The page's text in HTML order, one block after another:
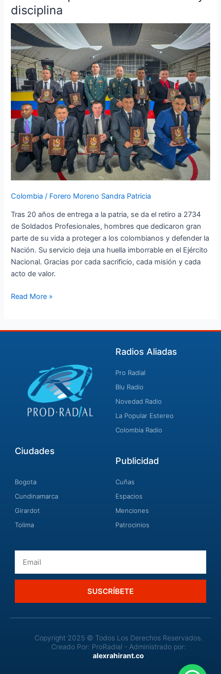
disciplina
Colombia / Forero Moreno Sandra Patricia
Tras 20 años de entrega a la patria, se da el retiro a 2734
de Soldados Profesionales, hombres que dedicaron gran
parte de su vida a proteger a los colombianos y defender la
Nación. Su servicio deja una huella imborrable en el Ejército
Nacional. Gracias por cada sacrificio, cada misión y cada
acto de valor.
𝐲
𝐛𝐮𝐞𝐧𝐚
𝐦𝐚𝐫
para
estos
hombres
que
sirvieron
honor
y
disciplina
Read More »
Radios Aliadas
Pro Radial
Blu Radio
Novedad Radio
La Popular Estereo
Colombia Radio
Ciudades
Bogota
Cundinamarca
Girardot
Tolima
Publicidad
Cuñas
Espacios
Menciones
Patrocinios
SUSCRÍBETE
Copyright 2025 © Todos Los Derechos Reservados.
Creado Por: ProRadial - Administrado por:
alexrahirant.co